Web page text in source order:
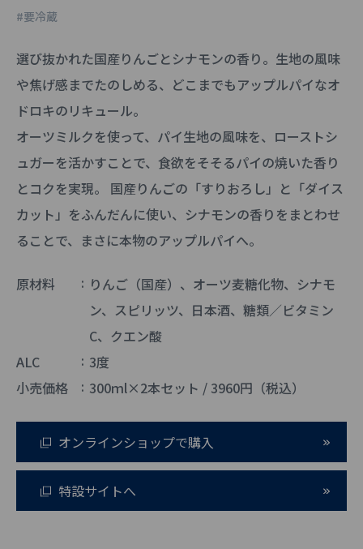
#要冷蔵
選び抜かれた国産りんごとシナモンの香り。生地の風味
や焦げ感までたのしめる、どこまでもアップルパイなオ
ドロキのリキュール。
オーツミルクを使って、パイ生地の風味を、ローストシ
ュガーを活かすことで、食欲をそそるパイの焼いた香り
とコクを実現。 国産りんごの「すりおろし」と「ダイス
カット」をふんだんに使い、シナモンの香りをまとわせ
ることで、まさに本物のアップルパイへ。
原材料
りんご（国産）、オーツ麦糖化物、シナモ
ン、スピリッツ、日本酒、糖類／ビタミン
C、クエン酸
ALC
3度
小売価格
300ｍl×2本セット / 3960円（税込）
オンラインショップで購入
特設サイトへ